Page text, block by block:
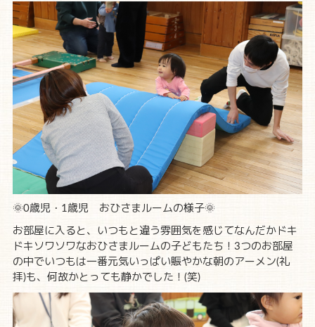
🌞0歳児・1歳児 おひさまルームの様子🌞
お部屋に入ると、いつもと違う雰囲気を感じてなんだかドキ
ドキソワソワなおひさまルームの子どもたち！3つのお部屋
の中でいつもは一番元気いっぱい賑やかな朝のアーメン(礼
拝)も、何故かとっても静かでした！(笑)